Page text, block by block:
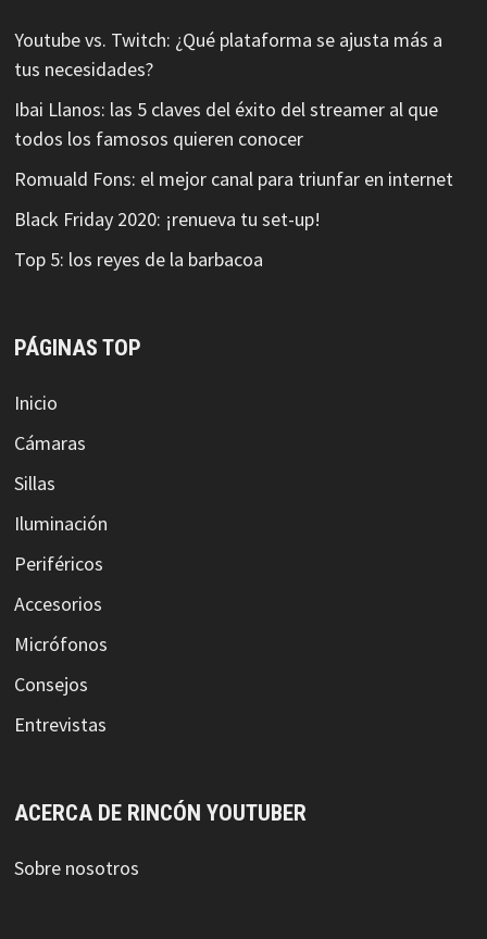
Youtube vs. Twitch: ¿Qué plataforma se ajusta más a
tus necesidades?
Ibai Llanos: las 5 claves del éxito del streamer al que
todos los famosos quieren conocer
Romuald Fons: el mejor canal para triunfar en internet
Black Friday 2020: ¡renueva tu set-up!
Top 5: los reyes de la barbacoa
PÁGINAS TOP
Inicio
Cámaras
Sillas
Iluminación
Periféricos
Accesorios
Micrófonos
Consejos
Entrevistas
ACERCA DE RINCÓN YOUTUBER
Sobre nosotros